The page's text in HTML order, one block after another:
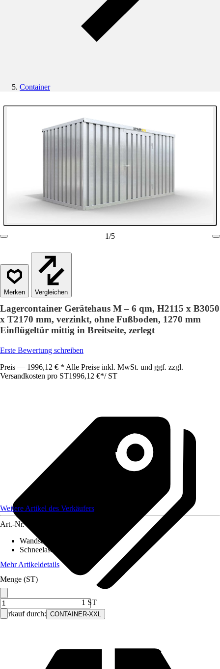
Container
1/5
Vergleichen
Lagercontainer Gerätehaus M – 6 qm, H2115 x B3050
x T2170 mm, verzinkt, ohne Fußboden, 1270 mm
Einflügeltür mittig in Breitseite, zerlegt
Erste Bewertung schreiben
Preis — 1996,12 € * Alle Preise inkl. MwSt. und ggf. zzgl.
Versandkosten pro ST1996,12 €*/ ST
Verkauf durch: CONTAINER-XXL
Weitere Artikel des Verkäufers
Art.-Nr.
Wandstärke
Schneelast
Mehr Artikeldetails
Menge (ST)
1 ST